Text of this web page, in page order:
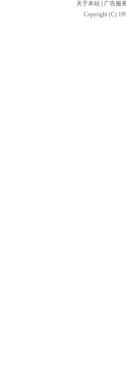
关于本站
广告服
Copyright (C)